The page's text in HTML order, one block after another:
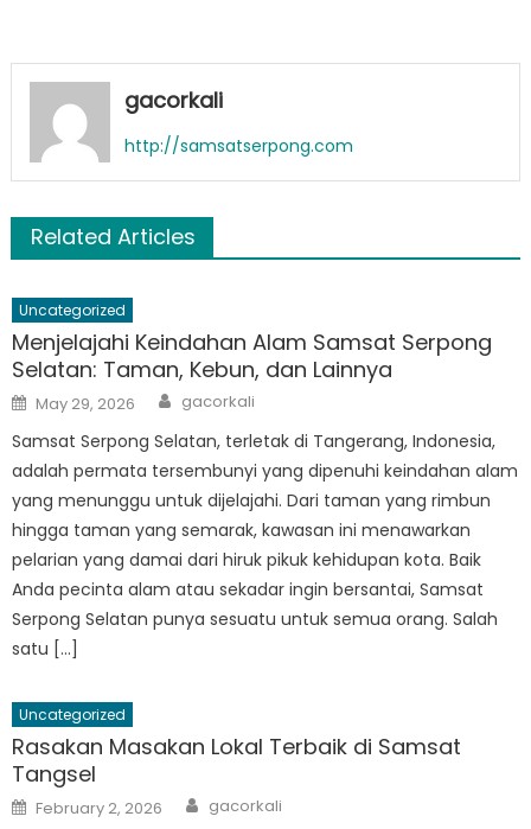
gacorkali
http://samsatserpong.com
Related Articles
Uncategorized
Menjelajahi Keindahan Alam Samsat Serpong
Selatan: Taman, Kebun, dan Lainnya
Posted
on
May 29, 2026 Author
gacorkali
Samsat Serpong Selatan, terletak di Tangerang, Indonesia,
adalah permata tersembunyi yang dipenuhi keindahan alam
yang menunggu untuk dijelajahi. Dari taman yang rimbun
hingga taman yang semarak, kawasan ini menawarkan
pelarian yang damai dari hiruk pikuk kehidupan kota. Baik
Anda pecinta alam atau sekadar ingin bersantai, Samsat
Serpong Selatan punya sesuatu untuk semua orang. Salah
satu […]
Uncategorized
Rasakan Masakan Lokal Terbaik di Samsat
Tangsel
Posted
on
February 2, 2026 Author
gacorkali